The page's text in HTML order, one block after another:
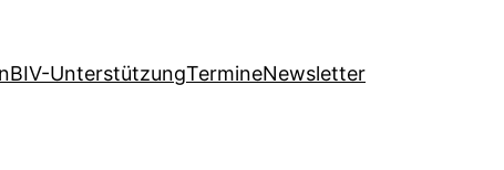
BIV-UnterstützungTermineNewsletter